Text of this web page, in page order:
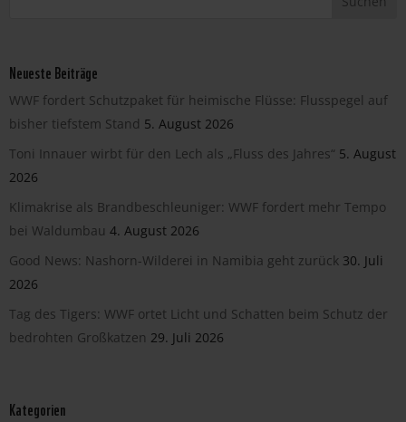
Neueste Beiträge
WWF fordert Schutzpaket für heimische Flüsse: Flusspegel auf
bisher tiefstem Stand 5. August 2026
Toni Innauer wirbt für den Lech als „Fluss des Jahres“ 5. August
2026
Klimakrise als Brandbeschleuniger: WWF fordert mehr Tempo
bei Waldumbau 4. August 2026
Good News: Nashorn-Wilderei in Namibia geht zurück 30. Juli
2026
Tag des Tigers: WWF ortet Licht und Schatten beim Schutz der
bedrohten Großkatzen 29. Juli 2026
Kategorien